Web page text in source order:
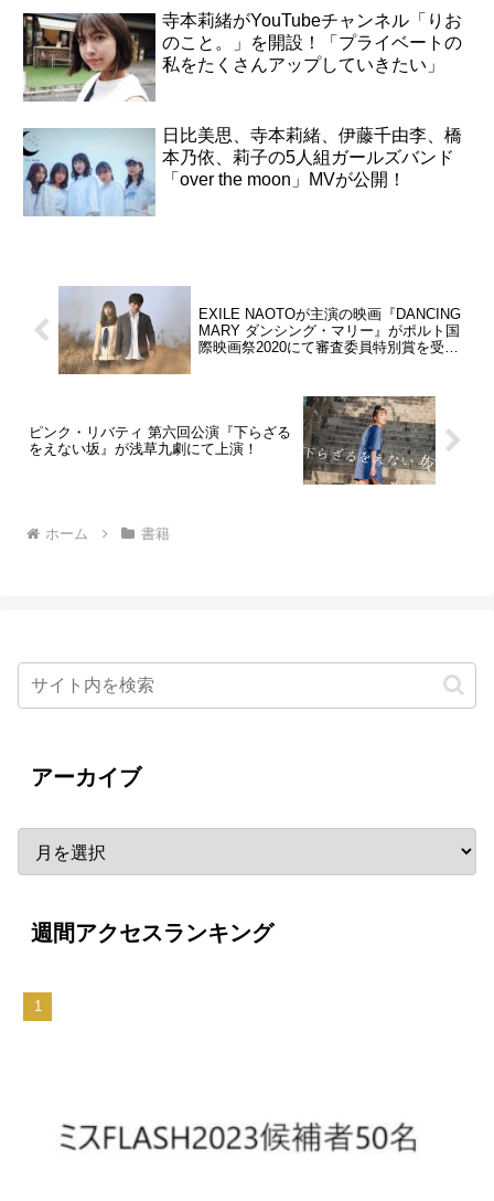
寺本莉緒がYouTubeチャンネル「りお
のこと。」を開設！「プライベートの
私をたくさんアップしていきたい」
日比美思、寺本莉緒、伊藤千由李、橋
本乃依、莉子の5人組ガールズバンド
「over the moon」MVが公開！
EXILE NAOTOが主演の映画『DANCING
MARY ダンシング・マリー』がポルト国
際映画祭2020にて審査委員特別賞を受
ピンク・リバティ 第六回公演『下らざる
をえない坂』が浅草九劇にて上演！
ホーム 書籍
アーカイブ
週間アクセスランキング